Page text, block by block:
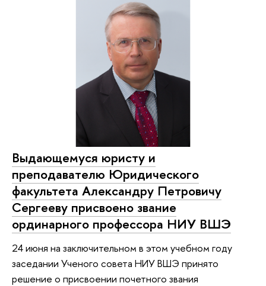
Выдающемуся юристу и
преподавателю Юридического
факультета Александру Петровичу
Сергееву присвоено звание
ординарного профессора НИУ ВШЭ
24 июня на заключительном в этом учебном году
заседании Ученого совета НИУ ВШЭ принято
решение о присвоении почетного звания